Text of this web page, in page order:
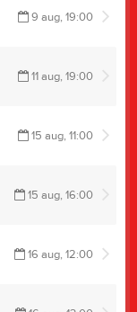
9 aug, 19:00
11 aug, 19:00
15 aug, 11:00
15 aug, 16:00
16 aug, 12:00